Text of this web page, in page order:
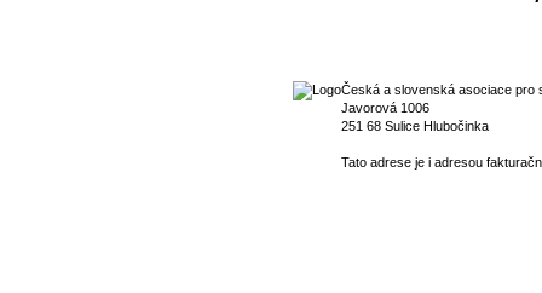
Česká a slovenská asociace pro
Javorová 1006
251 68 Sulice Hlubočinka
Tato adrese je i adresou